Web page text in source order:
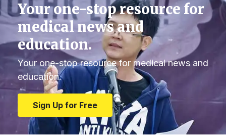
Your one-stop resource for
medical news and
education.
Your one-stop resource for medical news and
education.
Sign Up for Free